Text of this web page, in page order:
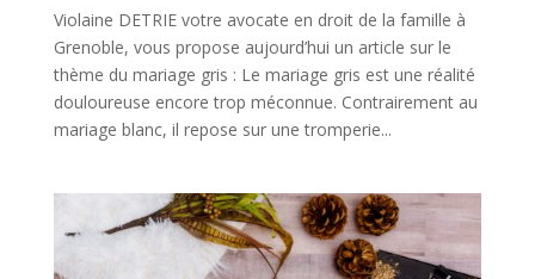
Violaine DETRIE votre avocate en droit de la famille à
Grenoble, vous propose aujourd’hui un article sur le
thème du mariage gris : Le mariage gris est une réalité
douloureuse encore trop méconnue. Contrairement au
mariage blanc, il repose sur une tromperie...